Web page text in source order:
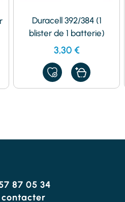
Duracell 392/384 (1
blister de 1 batterie)
3,30 €
AJOUTER
À
MES
87 05 34
contacter